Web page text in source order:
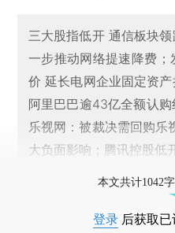
三大股指低开 通信板块
一步推动网络提速降费
价 延长电网企业固定资
阿里巴巴逾43亿全额认购
乐视网：被裁决需回购乐
大负面影响；腾讯控股低
本文共计1042
登录 后获取